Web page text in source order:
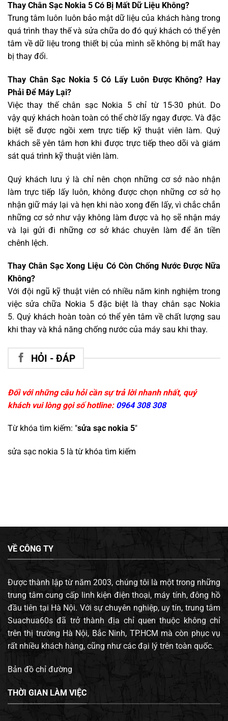
Thay Chân Sạc Nokia 5 Có Bị Mất Dữ Liệu Không?
Trung tâm luôn luôn bảo mật dữ liệu của khách hàng trong
quá trình thay thế và sửa chữa do đó quý khách có thể yên
tâm về dữ liệu trong thiết bị của mình sẽ không bị mất hay
bị thay đổi.
Thay Chân Sạc Nokia 5 Có Lấy Luôn Được Không? Hay
Phải Để Máy Lại?
Việc thay thế chân sạc Nokia 5 chỉ từ 15-30 phút. Do
vậy quý khách hoàn toàn có thể chờ lấy ngay được. Và đặc
biệt sẽ được ngồi xem trực tiếp kỹ thuật viên làm. Quý
khách sẽ yên tâm hơn khi được trực tiếp theo dõi và giám
sát quá trình kỹ thuật viên làm.
Quý khách lưu ý là chỉ nên chọn những cơ sở nào nhận
làm trực tiếp lấy luôn, không được chọn những cơ sở họ
nhận giữ máy lại và hẹn khi nào xong đến lấy, vì chắc chắn
những cơ sở như vậy không làm được và họ sẽ nhận máy
và lại gửi đi những cơ sở khác chuyên làm để ăn tiền
chênh lệch.
Thay Chân Sạc Xong Liệu Có Còn Chống Nước Được Nữa
Không?
Với đội ngũ kỹ thuật viên có nhiều năm kinh nghiệm trong
việc sửa chữa Nokia 5 đặc biệt là thay chân sạc Nokia
5. Quý khách hoàn toàn có thể yên tâm về chất lượng sau
khi thay và khả năng chống nước của máy sau khi thay.
HỎI - ĐÁP
Đối với những câu hỏi cần sự trả lời nhanh nhất, quý
khách vui lòng gọi số hotline: 0964 308 308
Từ khóa tìm kiếm: "sửa sạc nokia 5"
sửa sạc nokia 5 là từ khóa tìm kiếm
VỀ CÔNG TY
Được thành lập từ năm 2003, chúng tôi là một trong những
trung tâm cung cấp linh kiện điện thoại, máy tính, đông hồ
đầu tiên tại Hà Nội. Với sự chuyên nghiệp, uy tín, trung tâm
Suachua60s đã trở thành địa chỉ quen thuộc không chỉ
trên thị trường Hà Nội, Bắc Ninh, TP.HCM mà còn phục vụ
rất nhiều khách hàng, cũng như các đại lý trên toàn quốc.
Bản đồ chỉ đường
THỜI GIAN LÀM VIỆC